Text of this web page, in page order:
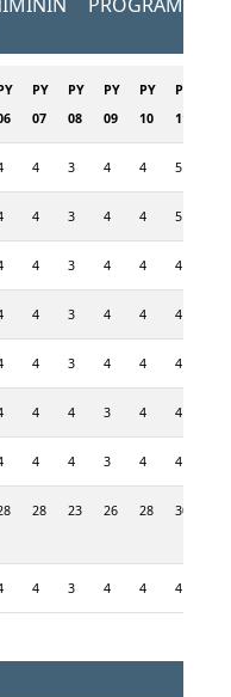
PY
07
PY
08
PY
09
PY
10
PY
11
4 3 4 4 5
4 3 4 4 5
4 3 4 4 4
4 3 4 4 4
4 3 4 4 4
4 4 3 4 4
4 4 3 4 4
28 23 26 28 30
4 3 4 4 4